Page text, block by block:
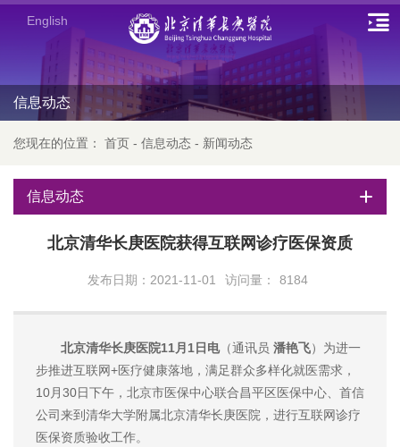
English
信息动态
您现在的位置： 首页 - 信息动态 - 新闻动态
信息动态
北京清华长庚医院获得互联网诊疗医保资质
发布日期：2021-11-01 访问量： 8184
北京清华长庚医院11月1日电（通讯员 潘艳飞）为进一
步推进互联网+医疗健康落地，满足群众多样化就医需求，
10月30日下午，北京市医保中心联合昌平区医保中心、首信
公司来到清华大学附属北京清华长庚医院，进行互联网诊疗
医保资质验收工作。